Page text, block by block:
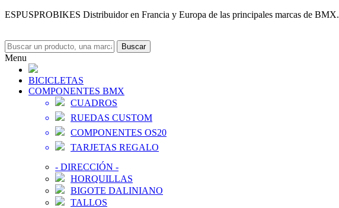
ESPUSPROBIKES Distribuidor en Francia y Europa de las principales marcas de BMX.
Buscar
Menu
BICICLETAS
COMPONENTES BMX
CUADROS
RUEDAS CUSTOM
COMPONENTES OS20
TARJETAS REGALO
- DIRECCIÓN -
HORQUILLAS
BIGOTE DALINIANO
TALLOS